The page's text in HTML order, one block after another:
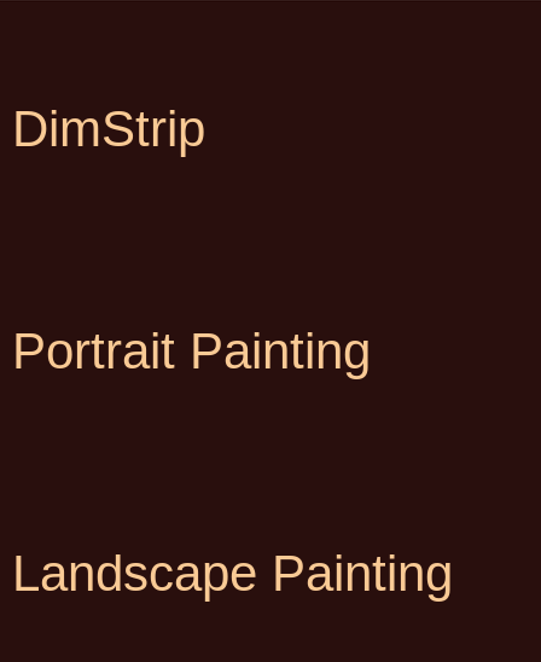
DimStrip
Portrait Painting
Landscape Painting